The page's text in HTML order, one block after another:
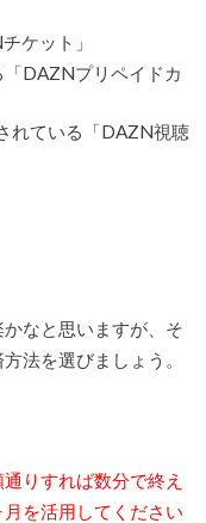
ケット」
DAZNプリペイドカ
れている「DAZN視聴
なと思いますが、そ
法を選びましょう。
りすれば数分で終え
を活用してください